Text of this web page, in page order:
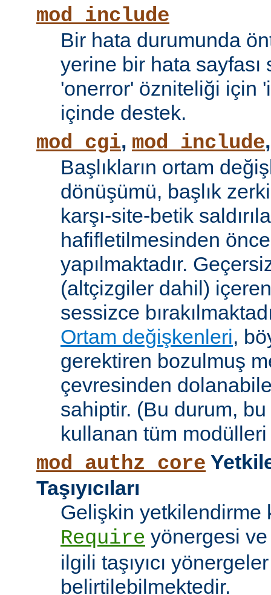
mod_include
Bir hata durumunda
yerine bir hata sayfası
'onerror' özniteliği için
içinde destek.
mod_cgi, mod_include
Başlıkların ortam
dönüşümü, başlık
karşı-site-betik
hafifletilmesinden
yapılmaktadır.
(altçizgiler dahil)
sessizce
Ortam değişkenleri,
gerektiren bozulmuş
çevresinden
sahiptir. (Bu durum,
kullanan tüm
mod_authz_core
Taşıyıcıları
Gelişkin yetkilendirme
Require yönergesi
ilgili taşıyıcı
belirtilebilmektedir.